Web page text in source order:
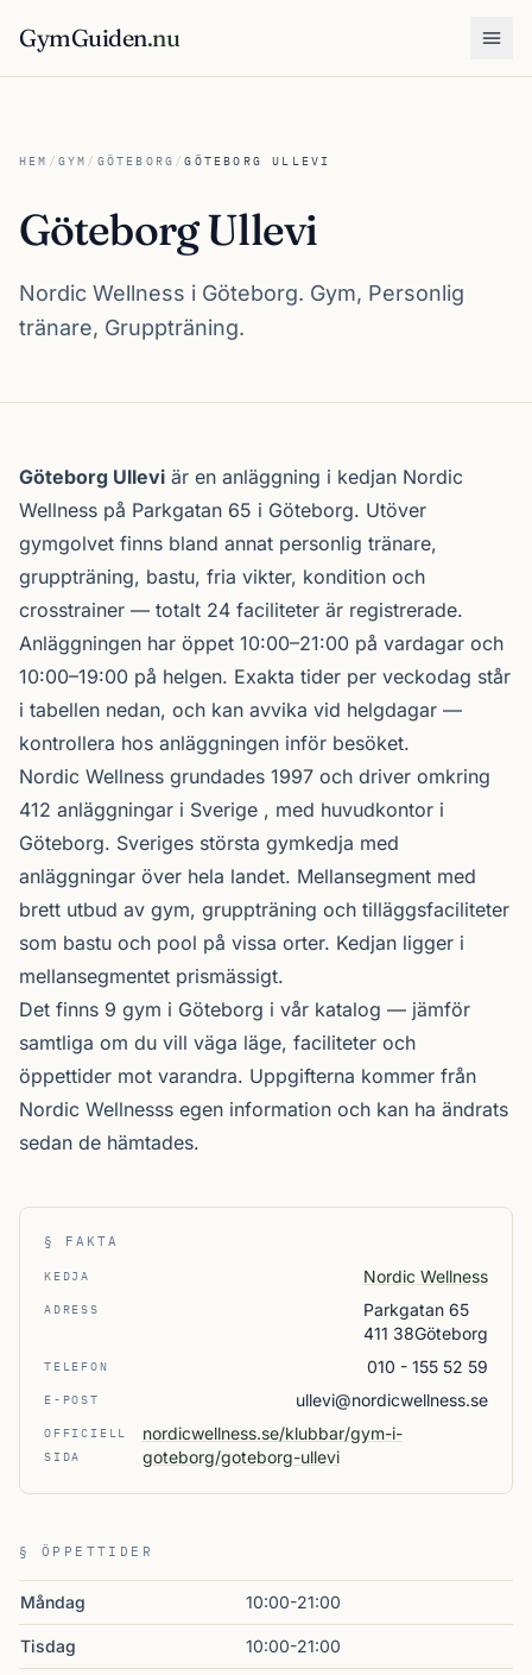
GymGuiden.nu
HEM / GYM / GÖTEBORG /GÖTEBORG ULLEVI
Göteborg Ullevi
Nordic Wellness i Göteborg. Gym, Personlig
tränare, Gruppträning.
Om Göteborg Ullevi
Göteborg Ullevi är en anläggning i kedjan Nordic
Wellness på Parkgatan 65 i Göteborg. Utöver
gymgolvet finns bland annat personlig tränare,
gruppträning, bastu, fria vikter, kondition och
crosstrainer — totalt 24 faciliteter är registrerade.
Anläggningen har öppet 10:00–21:00 på vardagar och
10:00–19:00 på helgen. Exakta tider per veckodag står
i tabellen nedan, och kan avvika vid helgdagar —
kontrollera hos anläggningen inför besöket.
Nordic Wellness grundades 1997 och driver omkring
412 anläggningar i Sverige , med huvudkontor i
Göteborg. Sveriges största gymkedja med
anläggningar över hela landet. Mellansegment med
brett utbud av gym, gruppträning och tilläggsfaciliteter
som bastu och pool på vissa orter. Kedjan ligger i
mellansegmentet prismässigt.
Det finns 9 gym i Göteborg i vår katalog — jämför
samtliga om du vill väga läge, faciliteter och
öppettider mot varandra. Uppgifterna kommer från
Nordic Wellnesss egen information och kan ha ändrats
sedan de hämtades.
§ FAKTA
KEDJA Nordic Wellness
ADRESS
Parkgatan 65
411 38Göteborg
TELEFON 010 - 155 52 59
E-POST ullevi@nordicwellness.se
OFFICIELL
SIDA
nordicwellness.se/klubbar/gym-i-
goteborg/goteborg-ullevi
§ ÖPPETTIDER
Måndag 10:00-21:00
Tisdag 10:00-21:00